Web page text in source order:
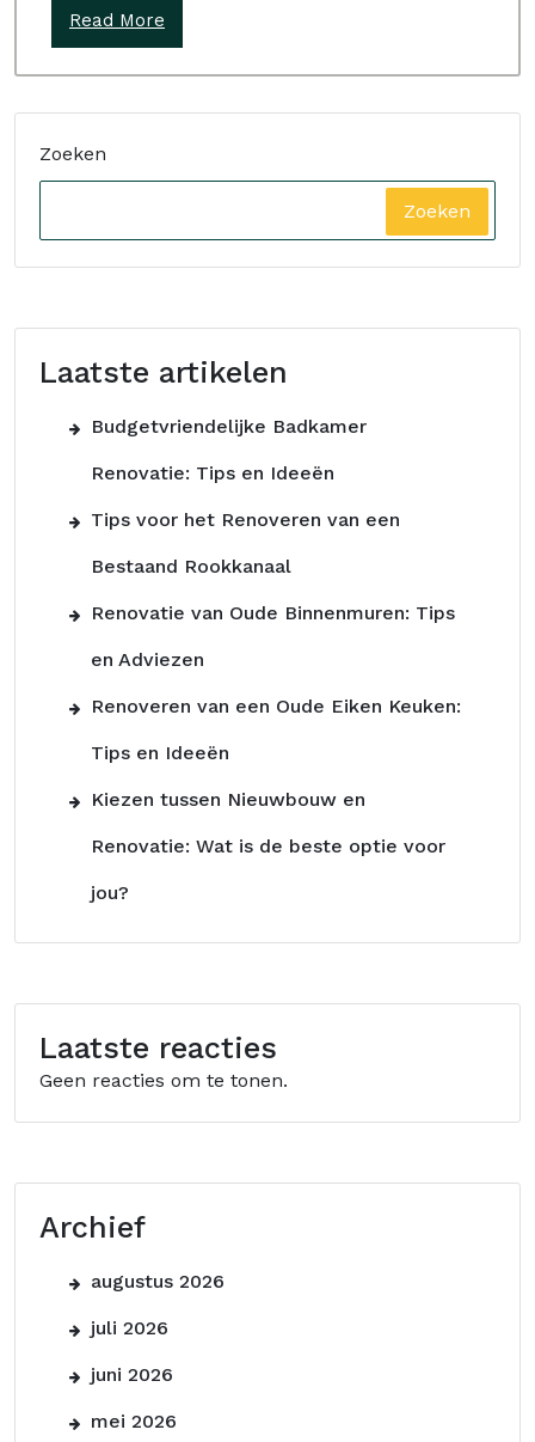
Read More
Zoeken
Zoeken
Laatste artikelen
Budgetvriendelijke Badkamer
Renovatie: Tips en Ideeën
Tips voor het Renoveren van een
Bestaand Rookkanaal
Renovatie van Oude Binnenmuren: Tips
en Adviezen
Renoveren van een Oude Eiken Keuken:
Tips en Ideeën
Kiezen tussen Nieuwbouw en
Renovatie: Wat is de beste optie voor
jou?
Laatste reacties
Geen reacties om te tonen.
Archief
augustus 2026
juli 2026
juni 2026
mei 2026